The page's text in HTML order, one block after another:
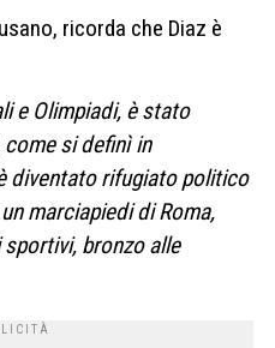
ricorda che Diaz è
e Olimpiadi, è stato
si definì in
diventato rifugiato politico
marciapiedi di Roma,
bronzo alle